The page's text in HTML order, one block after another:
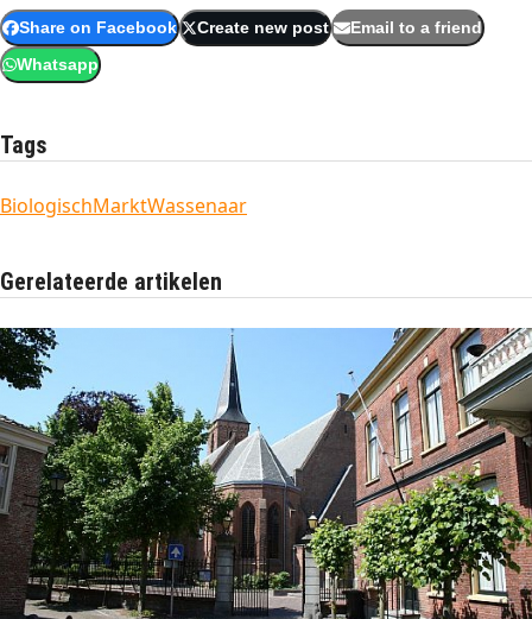
Share on Facebook Create new post Email to a friend
Whatsapp
Tags
BiologischMarktWassenaar
Gerelateerde artikelen